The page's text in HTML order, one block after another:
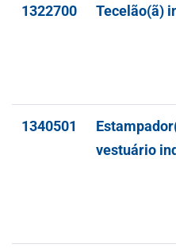
1322700 Tecelão(ã)
1340501
vestuário